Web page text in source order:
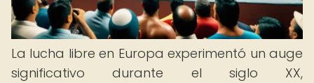
La lucha libre en Europa experimentó un auge
significativo durante el siglo XX,